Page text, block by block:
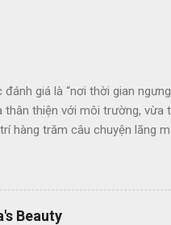
giá là “nơi thời gian
thiện với môi trường,
hàng trăm câu chuyện lãng
Beauty